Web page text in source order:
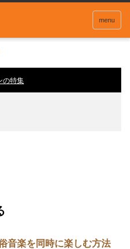
menu
の特集
音楽を同時に楽しむ方法